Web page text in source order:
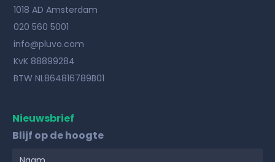
1018 AD Amsterdam
020 560 5001
info@pluvo.com
KvK 88899284
BTW NL864816789B01
Nieuwsbrief
Blijf op de hoogte